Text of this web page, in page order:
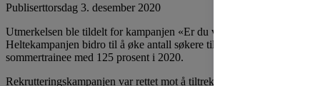
Publiserttorsdag 3. desember 2020
Utmerkelsen ble tildelt for kampanjen «Er du vår nye helt».
Heltekampanjen bidro til å øke antall søkere til stillingene som
sommertrainee med 125 prosent i 2020.
Rekrutteringskampanjen var rettet mot å tiltrekke seg studenter